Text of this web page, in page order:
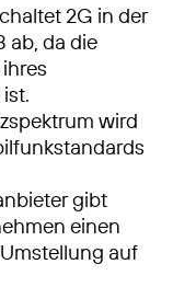
2G in der
ab, da die
wird
gibt
einen
auf